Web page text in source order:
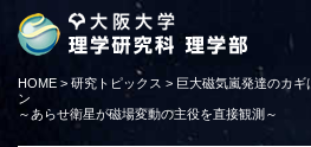
HOME > 研究トピックス > 巨大磁気嵐発達のカ
ン
～あらせ衛星が磁場変動の主役を直接観測～